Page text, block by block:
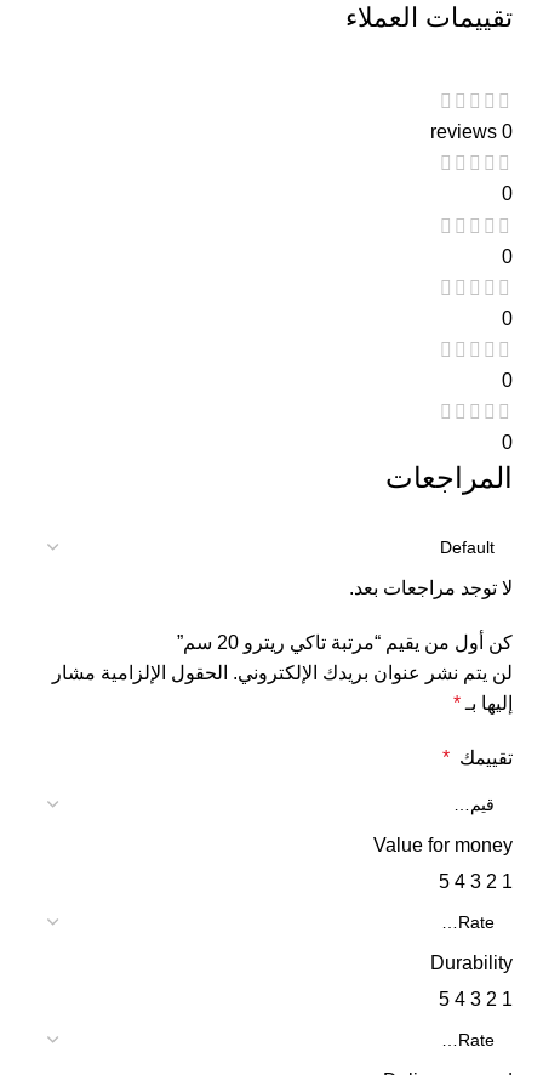
تقييمات العملاء
0 reviews
0
0
0
0
0
المراجعات
لا توجد مراجعات بعد.
كن أول من يقيم “مرتبة تاكي ريترو 20 سم”
لن يتم نشر عنوان بريدك الإلكتروني. الحقول الإلزامية مشار
إليها بـ*
تقييمك *
Value for money
1
2
3
4
5
Durability
1
2
3
4
5